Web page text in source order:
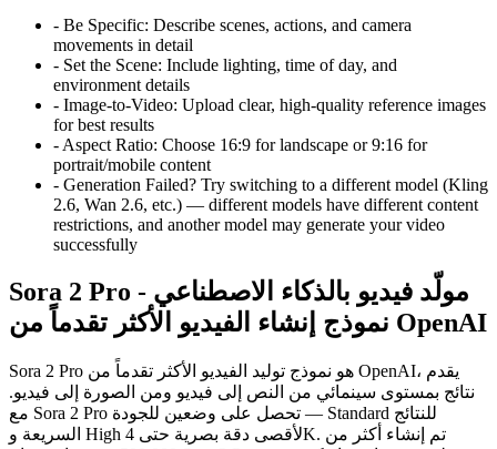
- Be Specific: Describe scenes, actions, and camera
movements in detail
- Set the Scene: Include lighting, time of day, and
environment details
- Image-to-Video: Upload clear, high-quality reference images
for best results
- Aspect Ratio: Choose 16:9 for landscape or 9:16 for
portrait/mobile content
- Generation Failed? Try switching to a different model (Kling
2.6, Wan 2.6, etc.) — different models have different content
restrictions, and another model may generate your video
successfully
Sora 2 Pro مولّد فيديو بالذكاء الاصطناعي -
نموذج إنشاء الفيديو الأكثر تقدماً من OpenAI
Sora 2 Pro هو نموذج توليد الفيديو الأكثر تقدماً من OpenAI، يقدم
نتائج بمستوى سينمائي من النص إلى فيديو ومن الصورة إلى فيديو.
مع Sora 2 Pro تحصل على وضعين للجودة — Standard للنتائج
السريعة و High لأقصى دقة بصرية حتى 4K. تم إنشاء أكثر من